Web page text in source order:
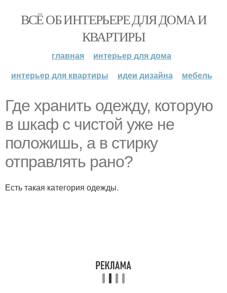
ВСЁ ОБ ИНТЕРЬЕРЕ ДЛЯ ДОМА И
КВАРТИРЫ
главная
интерьер для дома
интерьер для квартиры
идеи дизайна мебель
Где хранить одежду, которую
в шкаф с чистой уже не
положишь, а в стирку
отправлять рано?
Есть такая категория одежды.